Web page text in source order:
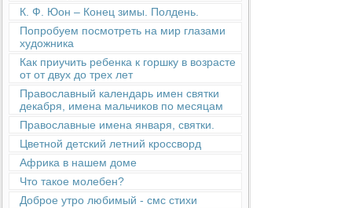
К. Ф. Юон – Конец зимы. Полдень.
Попробуем посмотреть на мир глазами
художника
Как приучить ребенка к горшку в возрасте
от от двух до трех лет
Православный календарь имен святки
декабря, имена мальчиков по месяцам
Православные имена января, святки.
Цветной детский летний кроссворд
Африка в нашем доме
Что такое молебен?
Доброе утро любимый - смс стихи